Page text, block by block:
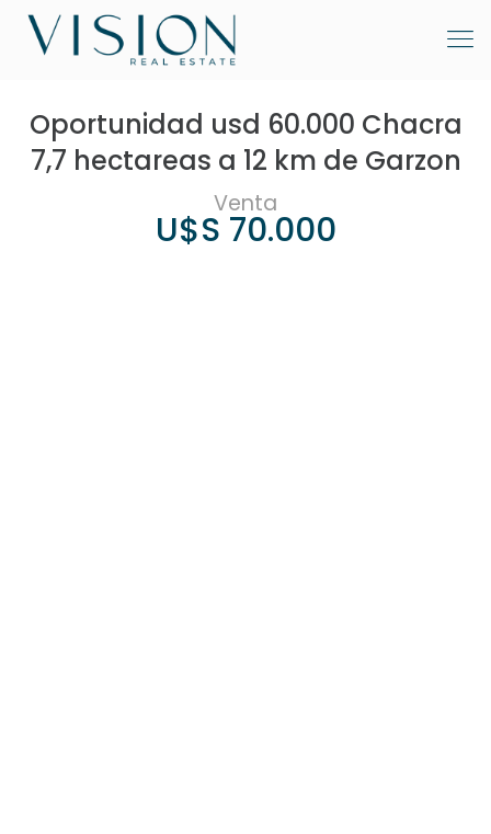
Oportunidad usd 60.000 Chacra
7,7 hectareas a 12 km de Garzon
Venta
U$S 70.000